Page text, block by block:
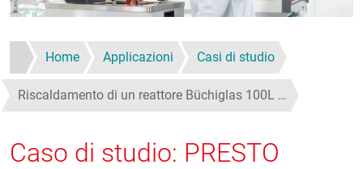
Home Applicazioni Casi di studio
Riscaldamento di un reattore Büchiglas 100L …
Caso di studio: PRESTO